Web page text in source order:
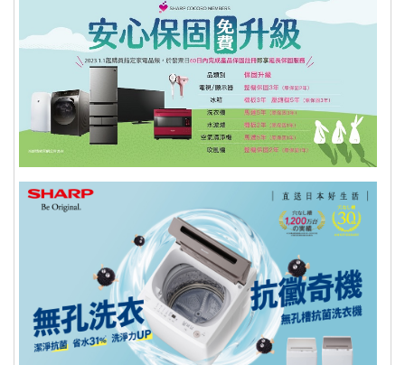
商品到貨享七天鑑賞期之權益（
鑑賞期非試用期），辦理退貨商品必須
全新狀態且包裝完整，商品一經拆
封，等同商品價值已受損，僅能以福利
品出售，若需退換貨，我方須收取價值
損失之費用(回復原狀、整新費)，請先
確認商品正確、外觀可接受，再行開
機/使用，以免影響您的權利。 註：依
消非者保護法 十九條【通訊交易解除權
合理例外情事適用準則】下列商品無七
天鑑賞期：
一、易腐敗、保存期限短、或解約時即將逾期。
二、依消費者要求所客製化給付
三、報紙、期刊或是報紙